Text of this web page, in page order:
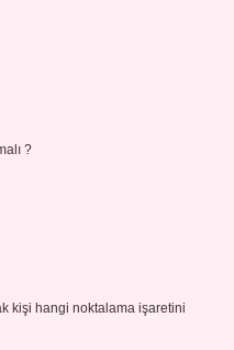
?
kişi hangi noktalama işaretini